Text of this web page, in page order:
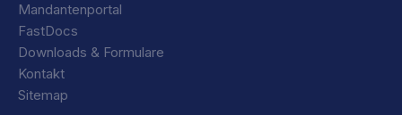
Mandantenportal
FastDocs
Downloads & Formulare
Kontakt
Sitemap